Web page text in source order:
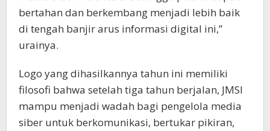
bertahan dan berkembang menjadi lebih baik
di tengah banjir arus informasi digital ini,”
urainya.
Logo yang dihasilkannya tahun ini memiliki
filosofi bahwa setelah tiga tahun berjalan, JMSI
mampu menjadi wadah bagi pengelola media
siber untuk berkomunikasi, bertukar pikiran,